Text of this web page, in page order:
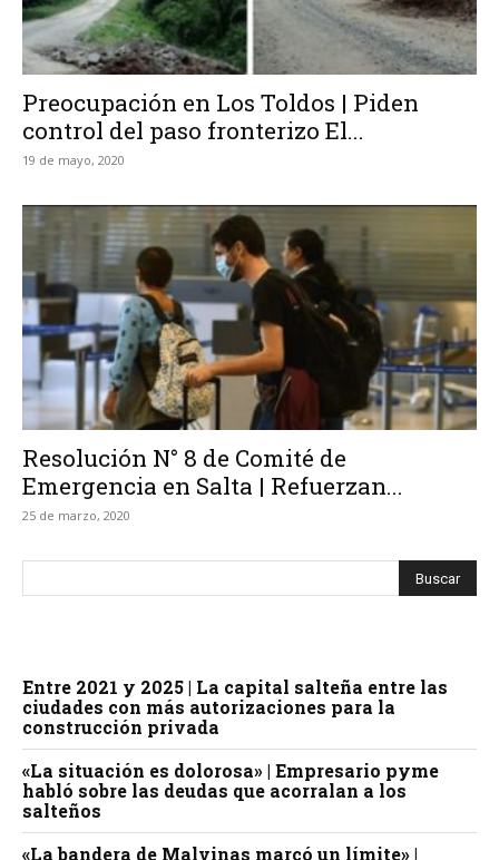
Preocupación en Los Toldos | Piden
control del paso fronterizo El...
19 de mayo, 2020
Resolución N° 8 de Comité de
Emergencia en Salta | Refuerzan...
25 de marzo, 2020
Entre 2021 y 2025 | La capital salteña entre las
ciudades con más autorizaciones para la
construcción privada
«La situación es dolorosa» | Empresario pyme
habló sobre las deudas que acorralan a los
salteños
«La bandera de Malvinas marcó un límite» |